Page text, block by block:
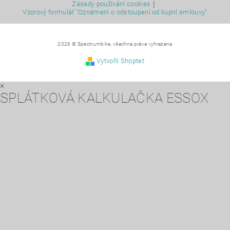
Zásady používání cookies
Vzorový formulář "Oznámení o odstoupení od kupní smlouvy"
2026 © Spectrumbike, všechna práva vyhrazena
Vytvořil Shoptet
×
SPLÁTKOVÁ KALKULAČKA ESSOX